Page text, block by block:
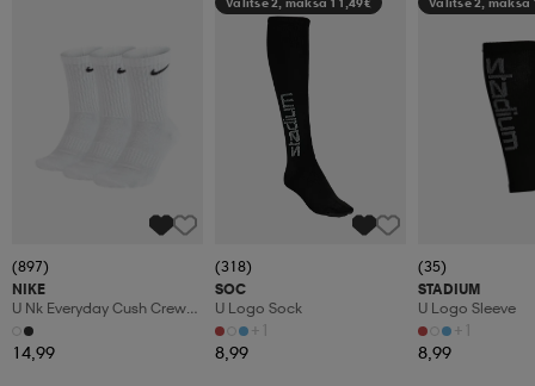
(897)
NIKE
U Nk Everyday Cush Crew
3pr
14,99
(318)
SOC
U Logo Sock
+1
8,99
(35)
STADIUM
U Logo Sleeve
+1
8,99